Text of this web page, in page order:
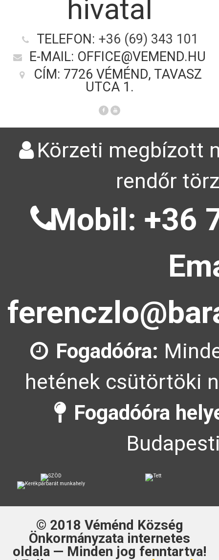
hivatal
TELEFON: +36 (69) 343 101
E-MAIL: OFFICE@VEMEND.HU
CÍM: 7726 VÉMÉND, TAVASZ
UTCA 1.
Körzeti megbízott
rendőr
Mobil: +36
Fogadóóra:
hetének csütörtöki
Fogadóóra
© 2018 Véménd Község
Önkormányzata internetes
oldala — Minden jog fenntartva!